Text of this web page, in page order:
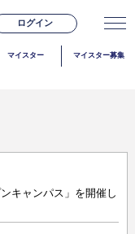
ログイン
マイスター マイスター募集
キャンパス」を開催し